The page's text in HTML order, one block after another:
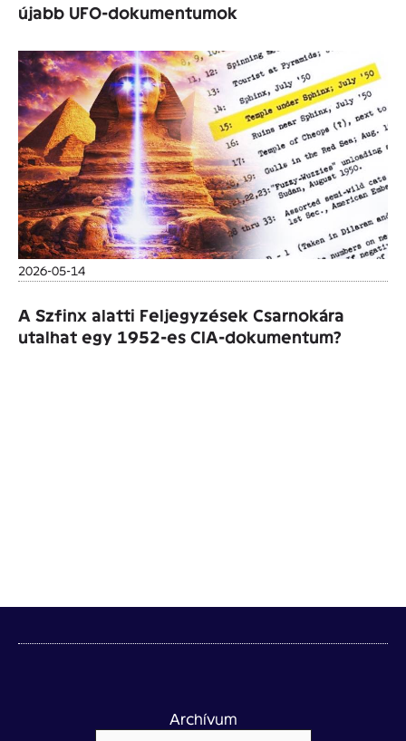
újabb UFO-dokumentumok
2026-05-14
A Szfinx alatti Feljegyzések Csarnokára
utalhat egy 1952-es CIA-dokumentum?
Archívum